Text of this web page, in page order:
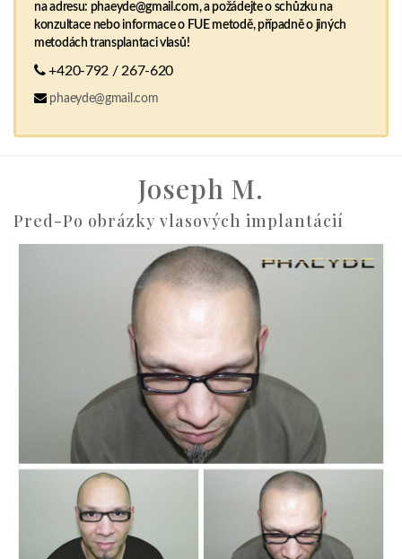
na adresu: phaeyde@gmail.com, a požádejte o schůzku na
konzultace nebo informace o FUE metodě, případně o jiných
metodách transplantaci vlasů!
+420-792 / 267-620
phaeyde@gmail.com
Joseph M.
Pred-Po obrázky vlasových implantácií